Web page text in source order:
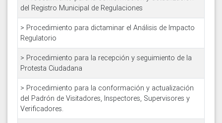
del Registro Municipal de Regulaciones
> Procedimiento para dictaminar el Análisis de Impacto
Regulatorio
> Procedimiento para la recepción y seguimiento de la
Protesta Ciudadana
> Procedimiento para la conformación y actualización
del Padrón de Visitadores, Inspectores, Supervisores y
Verificadores.